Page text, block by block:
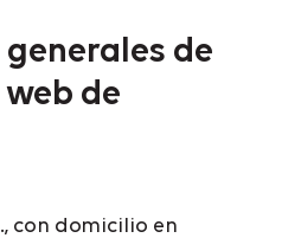
de
de
con domicilio en